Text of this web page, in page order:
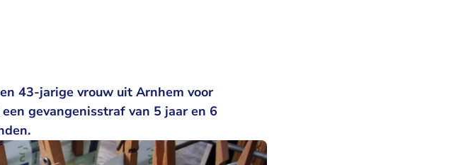
43-jarige vrouw uit Arnhem voor
gevangenisstraf van 5 jaar en 6